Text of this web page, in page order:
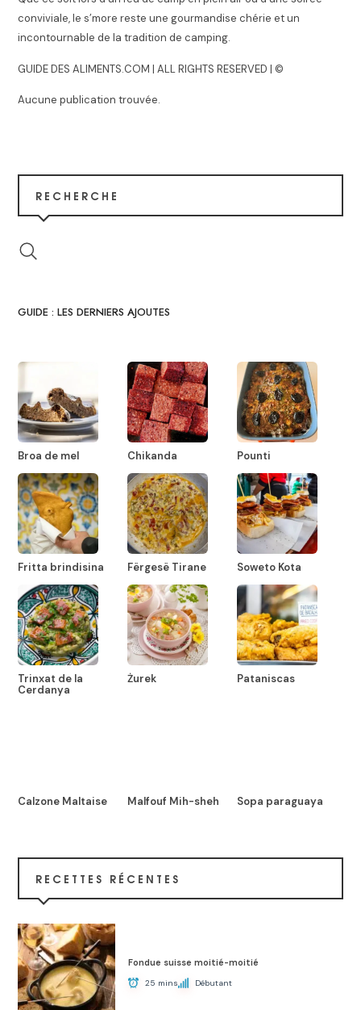
conviviale, le s’more reste une gourmandise chérie et un
incontournable de la tradition de camping.
GUIDE DES ALIMENTS.COM | ALL RIGHTS RESERVED | ©
Aucune publication trouvée.
RECHERCHE
GUIDE : LES DERNIERS AJOUTES
Broa de mel Chikanda Pounti
Fritta brindisina Fërgesë Tirane Soweto Kota
Trinxat de la
Cerdanya
Żurek Pataniscas
Calzone Maltaise Malfouf Mih-sheh Sopa paraguaya
RECETTES RÉCENTES
Fondue suisse moitié-moitié
25 mins Débutant